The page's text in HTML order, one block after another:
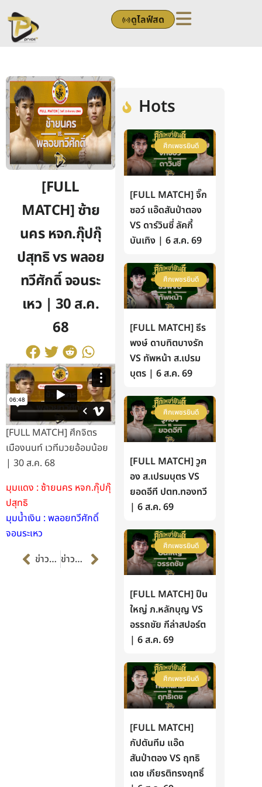
to
content
ดูไลฟ์สด
[FULL
MATCH] ซ้าย
นคร หจก.กุ๊ปกุ๊
ปสุทธิ vs พลอย
ทวีศักดิ์ จอนระ
เหว | 30 ส.ค.
68
[FULL MATCH] ศึกจิตร
เมืองนนท์ เวทีมวยอ้อมน้อย
| 30 ส.ค. 68
มุมแดง : ซ้ายนคร หจก.กุ๊ปกุ๊
ปสุทธิ
มุมน้ำเงิน : พลอยทวีศักดิ์
จอนระเหว
Prevข่าวก่อนหน้า ข่าวต่อไป Next
Hots
ศึกเพชรยินดี
[FULL MATCH] จิ๊ก
ซอว์ แอ๊ดสันป่าตอง
VS ดาร์วินซี่ ลัคกี้
บันเทิง | 6 ส.ค. 69
ศึกเพชรยินดี
[FULL MATCH] ธีร
พงษ์ ดาบทิตบางรัก
VS ทัพหน้า ส.เปรม
บุตร | 6 ส.ค. 69
ศึกเพชรยินดี
[FULL MATCH] วูฅ
อง ส.เปรมบุตร VS
ยอดอีที ปตท.ทองทวี
| 6 ส.ค. 69
ศึกเพชรยินดี
[FULL MATCH] ปืน
ใหญ่ ภ.หลักบุญ VS
อรรถชัย กีล่าสปอร์ต
| 6 ส.ค. 69
ศึกเพชรยินดี
[FULL MATCH]
กัปตันทีม แอ๊ด
สันป่าตอง VS ฤทธิ
เดช เกียรติทรงฤทธิ์